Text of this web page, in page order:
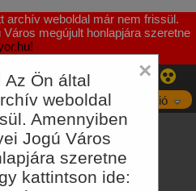
×
Az Ön által
weboldal
Amennyiben
Jogú Város
szeretne
kattintson ide:
archív weboldal már nem frissül.
megújult honlapjára szeretne
Navigáció
Egyesületek
Büszkeségeink